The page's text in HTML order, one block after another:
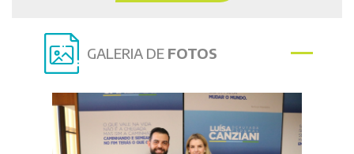
GALERIA DE FOTOS